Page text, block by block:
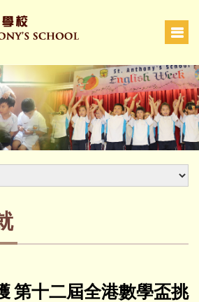
第十二屆全港數學盃挑